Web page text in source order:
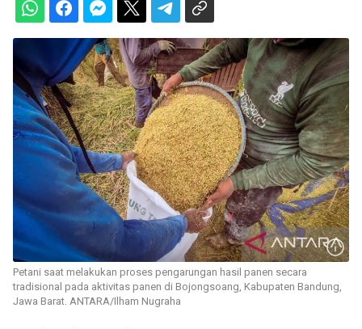
Petani saat melakukan proses pengarungan hasil panen secara
tradisional pada aktivitas panen di Bojongsoang, Kabupaten Bandung,
Jawa Barat. ANTARA/Ilham Nugraha